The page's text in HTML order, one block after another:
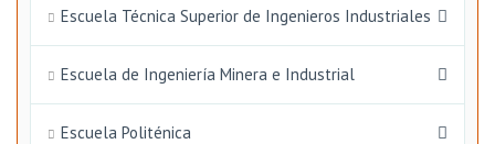
Escuela Técnica Superior de Ingenieros Industriales
Escuela de Ingeniería Minera e Industrial
Escuela Politénica